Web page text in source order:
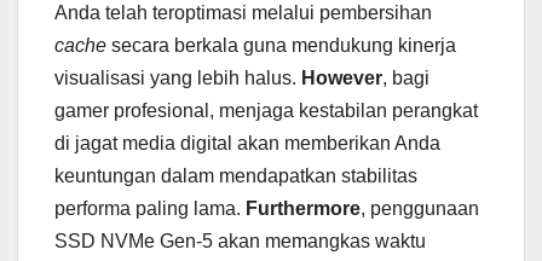
Anda telah teroptimasi melalui pembersihan
cache secara berkala guna mendukung kinerja
visualisasi yang lebih halus. However, bagi
gamer profesional, menjaga kestabilan perangkat
di jagat media digital akan memberikan Anda
keuntungan dalam mendapatkan stabilitas
performa paling lama. Furthermore, penggunaan
SSD NVMe Gen-5 akan memangkas waktu